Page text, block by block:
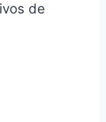
de